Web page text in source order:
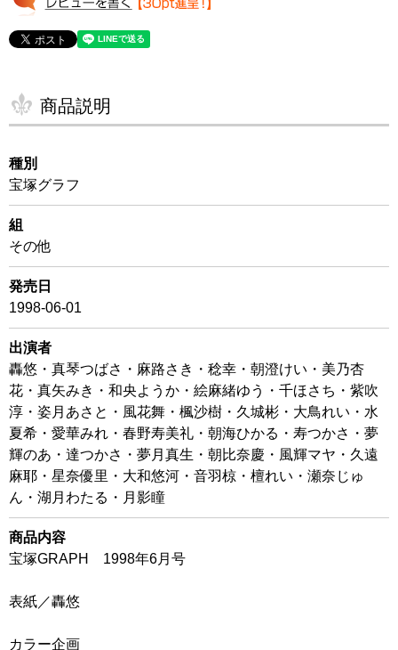
商品説明
種別
宝塚グラフ
組
その他
発売日
1998-06-01
出演者
轟悠・真琴つばさ・麻路さき・稔幸・朝澄けい・美乃杏
花・真矢みき・和央ようか・絵麻緒ゆう・千ほさち・紫吹
淳・姿月あさと・風花舞・楓沙樹・久城彬・大鳥れい・水
夏希・愛華みれ・春野寿美礼・朝海ひかる・寿つかさ・夢
輝のあ・達つかさ・夢月真生・朝比奈慶・風輝マヤ・久遠
麻耶・星奈優里・大和悠河・音羽椋・檀れい・瀬奈じゅ
ん・湖月わたる・月影瞳
商品内容
宝塚GRAPH 1998年6月号
表紙／轟悠
カラー企画